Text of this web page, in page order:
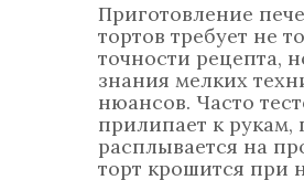
Приготовление
тортов требует не
точности рецепта,
знания мелких
нюансов. Часто
прилипает к рукам,
расплывается на
торт крошится при